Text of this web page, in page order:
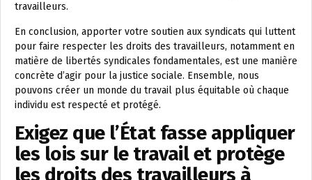
travailleurs.
En conclusion, apporter votre soutien aux syndicats qui luttent
pour faire respecter les droits des travailleurs, notamment en
matière de libertés syndicales fondamentales, est une manière
concrète d’agir pour la justice sociale. Ensemble, nous
pouvons créer un monde du travail plus équitable où chaque
individu est respecté et protégé.
Exigez que l’État fasse appliquer
les lois sur le travail et protège
les droits des travailleurs à